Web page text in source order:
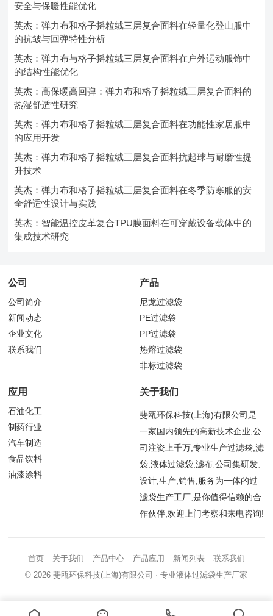
安全与保暖性能优化
英杰：弹力布和格子摇粒绒三层复合面料在轻量化登山服中
的抗皱与回弹特性分析
英杰：弹力布与格子摇粒绒三层复合面料在户外运动服饰中
的结构性能优化
英杰：高保暖高回弹：弹力布和格子摇粒绒三层复合面料的
热湿舒适性研究
英杰：弹力布和格子摇粒绒三层复合面料在功能性家居服中
的应用开发
英杰：弹力布和格子摇粒绒三层复合面料抗起球与耐磨性提
升技术
英杰：弹力布和格子摇粒绒三层复合面料在冬季防寒服的安
全舒适性设计与实践
英杰：智能温控皮革复合TPU膜面料在可穿戴设备载体中的
集成技术研究
公司
公司简介
新闻动态
企业文化
联系我们
产品
尼龙过滤袋
PE过滤袋
PP过滤袋
热熔过滤袋
非标过滤袋
应用
石油化工
制药行业
汽车制造
食品饮料
油漆涂料
关于我们
斐瓯环保科技(上海)有限公司是
一家国内领先的高新技术企业,公
司注资上千万,专业生产过滤袋,滤
袋,液体过滤袋,滤布,公司集研发,
设计,生产,销售,服务为一体的过
滤袋生产工厂,是你值得信赖的合
作伙伴,欢迎上门考察和来电咨询!
首页 关于我们 产品中心 产品应用 新闻列表
联系我们
© 2026斐瓯环保科技(上海)有限公司 · 专业液体过滤袋生产厂家